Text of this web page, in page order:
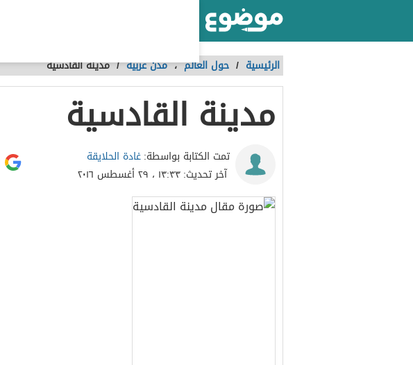
الرئيسية / حول العالم،مدن عربية /مدينة القادسية
مدينة القادسية
تمت الكتابة بواسطة:غادة الحلايقة
آخر تحديث:١٣:٣٣ ، ٢٩ أغسطس ٢٠١٦